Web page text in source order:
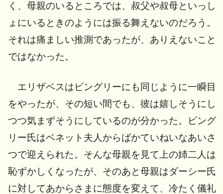
く、母親のいるところでは、叔父や叔母といっし
ょにいるときのようには振る舞えないのだろう。
それは痛ましい推測であったが、ありえないこと
ではなかった。
エリザベスはビングリーにも同じように一瞬目
をやったが、その短い間でも、彼は嬉しそうにし
つつ気まずそうにしているのが分かった。ビング
リー氏はベネット夫人からばかていねいなあいさ
つで迎えられた。そんな母親を見て上の姉二人は
恥ずかしくなったが、そのあと母親はダーシー氏
に対してあからさまに態度を変えて、冷たく儀礼